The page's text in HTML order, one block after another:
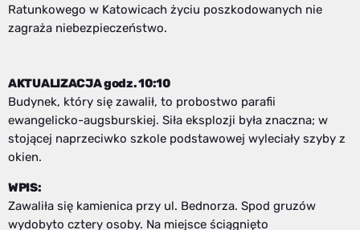
Ratunkowego w Katowicach życiu poszkodowanych nie
zagraża niebezpieczeństwo.
AKTUALIZACJA godz. 10:10
Budynek, który się zawalił, to probostwo parafii
ewangelicko-augsburskiej. Siła eksplozji była znaczna; w
stojącej naprzeciwko szkole podstawowej wyleciały szyby z
okien.
WPIS:
Zawaliła się kamienica przy ul. Bednorza. Spod gruzów
wydobyto cztery osoby. Na miejsce ściągnięto